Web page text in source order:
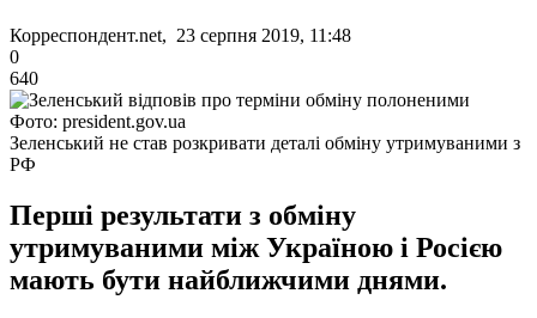
Корреспондент.net, 23 серпня 2019, 11:48
0
640
Фото: president.gov.ua
Зеленський не став розкривати деталі обміну утримуваними з
РФ
Перші результати з обміну
утримуваними між Україною і Росією
мають бути найближчими днями.